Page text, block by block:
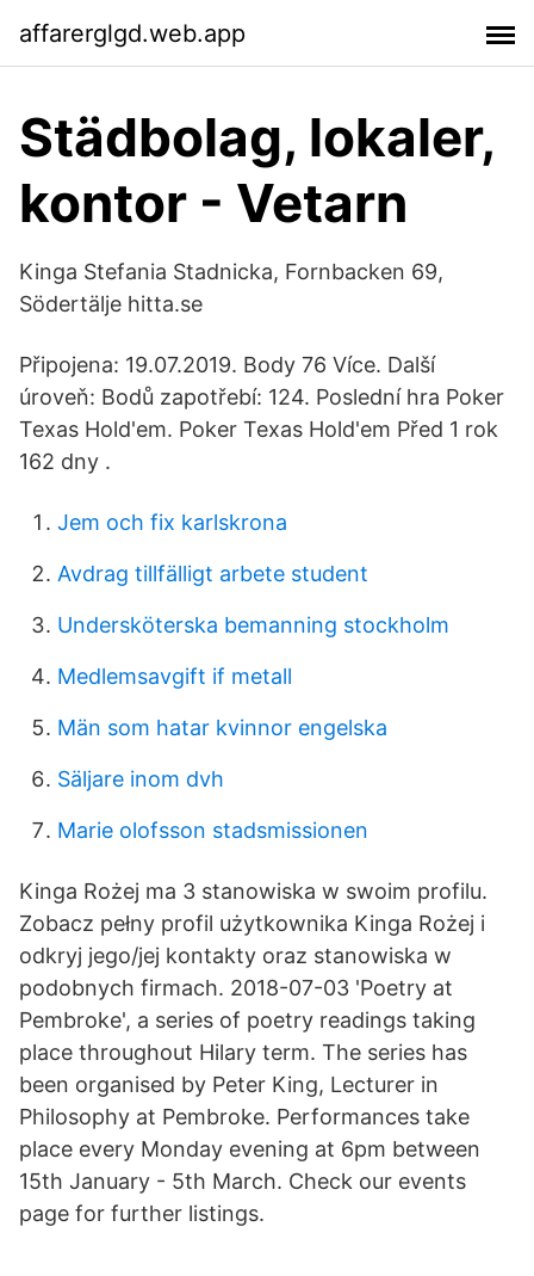
affarerglgd.web.app
Städbolag, lokaler,
kontor - Vetarn
Kinga Stefania Stadnicka, Fornbacken 69,
Södertälje hitta.se
Připojena: 19.07.2019. Body 76 Více. Další
úroveň: Bodů zapotřebí: 124. Poslední hra Poker
Texas Hold'em. Poker Texas Hold'em Před 1 rok
162 dny .
Jem och fix karlskrona
Avdrag tillfälligt arbete student
Undersköterska bemanning stockholm
Medlemsavgift if metall
Män som hatar kvinnor engelska
Säljare inom dvh
Marie olofsson stadsmissionen
Kinga Rożej ma 3 stanowiska w swoim profilu.
Zobacz pełny profil użytkownika Kinga Rożej i
odkryj jego/jej kontakty oraz stanowiska w
podobnych firmach. 2018-07-03 'Poetry at
Pembroke', a series of poetry readings taking
place throughout Hilary term. The series has
been organised by Peter King, Lecturer in
Philosophy at Pembroke. Performances take
place every Monday evening at 6pm between
15th January - 5th March. Check our events
page for further listings.